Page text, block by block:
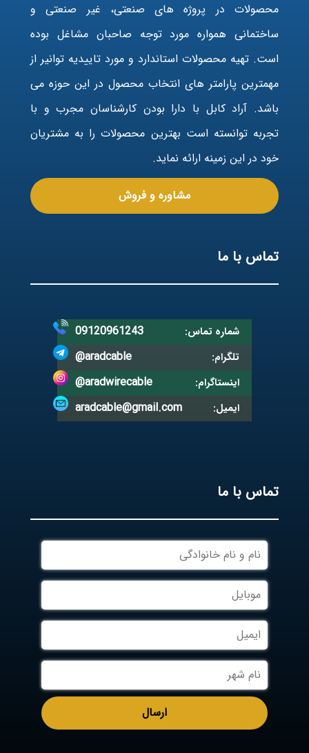
محصولات در پروژه های صنعتی، غیر صنعتی و
ساختمانی همواره مورد توجه صاحبان مشاغل بوده
است. تهیه محصولات استاندارد و مورد تاییدیه توانیر از
مهمترین پارامتر های انتخاب محصول در این حوزه می
باشد. آراد کابل با دارا بودن کارشناسان مجرب و با
تجربه توانسته است بهترین محصولات را به مشتریان
خود در این زمینه ارائه نماید.
مشاوره و فروش
تماس با ما
شماره تماس: 09120961243
تلگرام: @aradcable
اینستاگرام: @aradwirecable
ایمیل: aradcable@gmail.com
تماس با ما